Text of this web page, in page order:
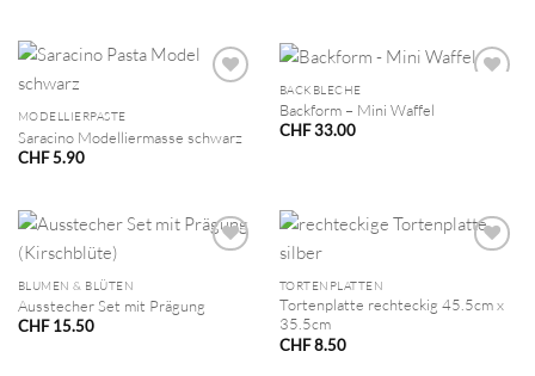
MODELLIERPASTE
Saracino Modelliermasse schwarz
CHF5.90
BACKBLECHE
Backform – Mini Waffel
CHF33.00
BLUMEN & BLÜTEN
Ausstecher Set mit Prägung
CHF15.50
TORTENPLATTEN
Tortenplatte rechteckig 45.5cm x
35.5cm
CHF8.50